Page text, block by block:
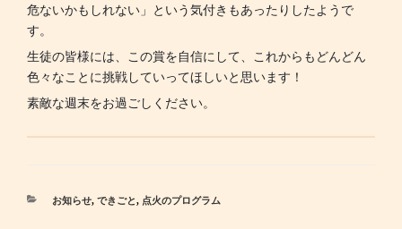
危ないかもしれない」という気付きもあったりしたようで
す。
生徒の皆様には、この賞を自信にして、これからもどんどん
色々なことに挑戦していってほしいと思います！
素敵な週末をお過ごしください。
カ
お知らせ, できごと, 点火のプログラム